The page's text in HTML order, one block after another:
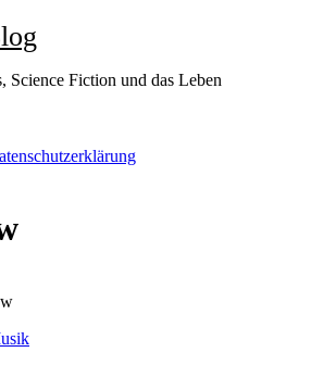
Science Fiction und das Leben